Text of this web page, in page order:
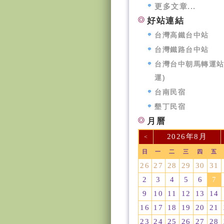
更多文章...
好站連結
台灣高鐵台中站
台灣鐵路台中站
台灣台中朝馬轉運
運)
台南民宿
墾丁民宿
月曆
< 2026年8月
日 一 二 三 四 五
26 27 28 29 30 31
2
3 4 5 6 7
9
10 11 12 13 14
16
17 18 19 20 21
23
24 25 26 27 28